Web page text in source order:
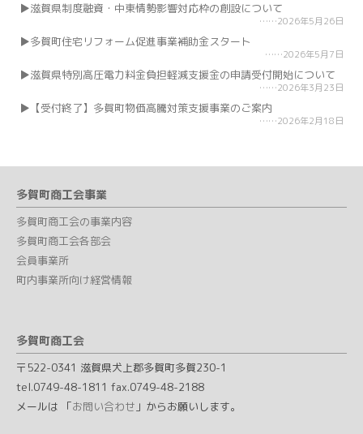
滋賀県制度融資・中東情勢影響対応枠の創設について
2026年5月26日
多賀町住宅リフォーム促進事業補助金スタート
2026年5月7日
滋賀県特別高圧電力料金負担軽減支援金の申請受付開始について
2026年3月23日
【受付終了】多賀町物価高騰対策支援事業のご案内
2026年2月18日
多賀町商工会事業
多賀町商工会の事業内容
多賀町商工会各部会
会員事業所
町内事業所向け経営情報
多賀町商工会
〒522-0341 滋賀県犬上郡多賀町多賀230-1
tel.0749-48-1811 fax.0749-48-2188
メールは 「お問い合わせ 」からお願いします。